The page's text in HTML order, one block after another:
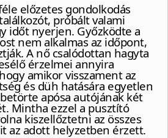
előzetes gondolkodás
próbált valami
időt nyerjen. Győzködte a
nem alkalmas az időpont,
A nő csalódottan hagyta
érzelmei annyira
amikor visszament az
és düh hatására egyetlen
apósa autójának két
Mintha ezzel a pusztító
kiszellőztetni az összes
az adott helyzetben érzett.